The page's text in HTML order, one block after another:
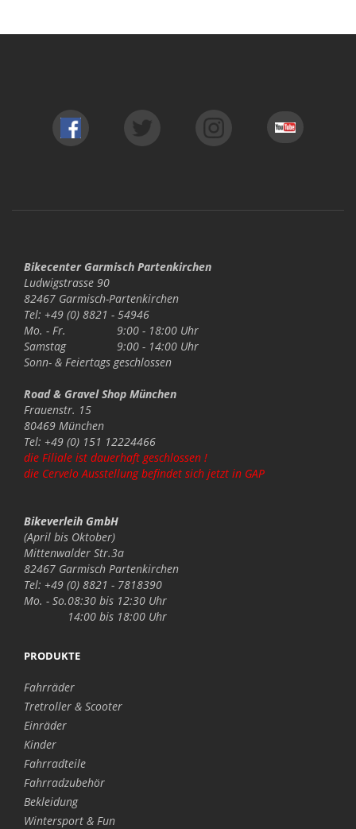
Bikecenter Garmisch Partenkirchen
Ludwigstrasse 90
82467 Garmisch-Partenkirchen
Tel: +49 (0) 8821 - 54946
Mo. - Fr.
9:00 - 18:00 Uhr
Samstag
9:00 - 14:00 Uhr
Sonn- & Feiertags geschlossen
Road & Gravel Shop München
Frauenstr. 15
80469 München
Tel: +49 (0) 151 12224466
die Filiale ist dauerhaft geschlossen !
die Cervelo Ausstellung befindet sich jetzt in GAP
Bikeverleih GmbH
(April bis Oktober)
Mittenwalder Str.3a
82467 Garmisch Partenkirchen
Tel: +49 (0) 8821 - 7818390
Mo. - So.08:30 bis 12:30 Uhr
14:00 bis 18:00 Uhr
PRODUKTE
Fahrräder
Tretroller & Scooter
Einräder
Kinder
Fahrradteile
Fahrradzubehör
Bekleidung
Wintersport & Fun